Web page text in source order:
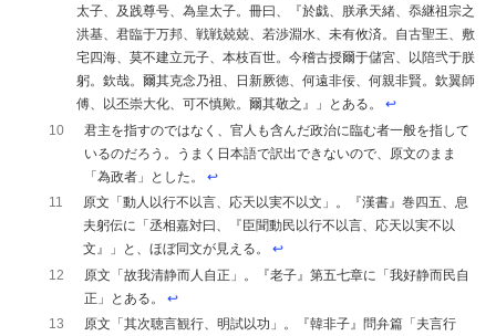
太子、及践尊号、為皇太子。冊曰、『於戯、朕承天緒、忝継祖宗之
洪基、君臨于万邦、戦戦兢兢、若渉淵水、未有攸済。自古聖王、敷
宅四海、莫不建立元子、本枝百世。今稽古授爾于儲宮、以陪弐于朕
躬。欽哉。爾其克念乃祖、日新厥徳、何遠非佞、何親非賢。欽翼師
傅、以丕崇大化、可不慎歟。爾其敬之』」とある。↩︎
10
君主を指すのではなく、官人も含んだ政治に臨む者一般を指して
いるのだろう。うまく日本語で訳出できないので、原文のまま
「為政者」とした。↩︎
11
原文「動人以行不以言、応天以実不以文」。『漢書』巻四五、息
夫躬伝に「丞相嘉対曰、『臣聞動民以行不以言、応天以実不以
文』」と、ほぼ同文が見える。↩︎
12
原文「故我清静而人自正」。『老子』第五七章に「我好静而民自
正」とある。↩︎
13
原文「其次聴言観行、明試以功」。『韓非子』問弁篇「夫言行